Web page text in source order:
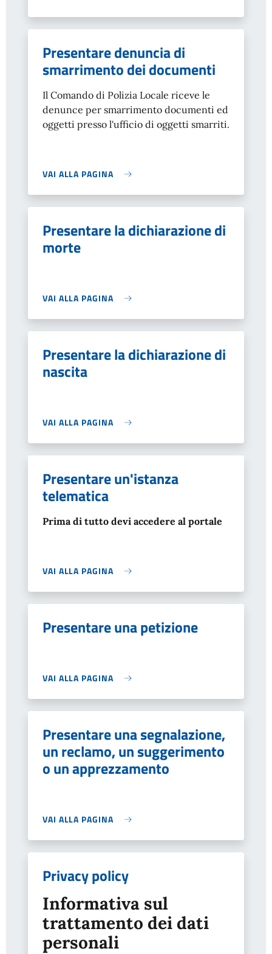
Presentare denuncia di
smarrimento dei documenti
Il Comando di Polizia Locale riceve le
denunce per smarrimento documenti ed
oggetti presso l'ufficio di oggetti smarriti.
VAI ALLA PAGINA
Presentare la dichiarazione di
morte
VAI ALLA PAGINA
Presentare la dichiarazione di
nascita
VAI ALLA PAGINA
Presentare un'istanza
telematica
Prima di tutto devi accedere al portale
VAI ALLA PAGINA
Presentare una petizione
VAI ALLA PAGINA
Presentare una segnalazione,
un reclamo, un suggerimento
o un apprezzamento
VAI ALLA PAGINA
Privacy policy
Informativa sul
trattamento dei dati
personali